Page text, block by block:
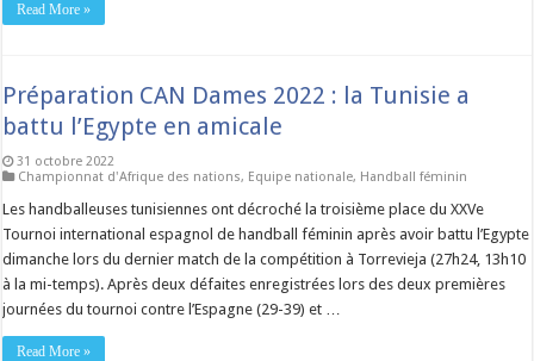
Read More »
Préparation CAN Dames 2022 : la Tunisie a
battu l’Egypte en amicale
31 octobre 2022
Championnat d'Afrique des nations, Equipe nationale, Handball féminin
Les handballeuses tunisiennes ont décroché la troisième place du XXVe
Tournoi international espagnol de handball féminin après avoir battu l’Egypte
dimanche lors du dernier match de la compétition à Torrevieja (27h24, 13h10
à la mi-temps). Après deux défaites enregistrées lors des deux premières
journées du tournoi contre l’Espagne (29-39) et …
Read More »